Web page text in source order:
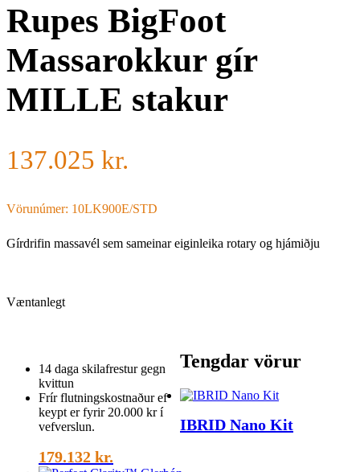
Rupes BigFoot
Massarokkur gír
MILLE stakur
137.025 kr.
Vörunúmer: 10LK900E/STD
Gírdrifin massavél sem sameinar eiginleika rotary og hjámiðju
Væntanlegt
14 daga skilafrestur gegn
kvittun
Frír flutningskostnaður ef
keypt er fyrir 20.000 kr í
vefverslun.
Tengdar vörur
IBRID Nano Kit
179.132 kr.